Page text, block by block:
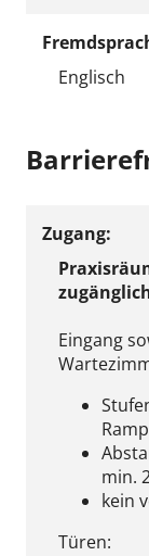
Englisch
Zugang:
Eingang
min.
kein
Türen: